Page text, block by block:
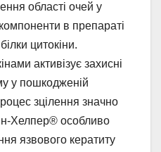
області очей у
в препараті
цитокіни.
активізує захисні
у пошкодженій
зцілення значно
Хелпер® особливо
язвового кератиту